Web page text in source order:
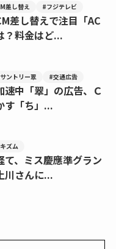
差し替え #フジテレビ
差し替えで注目「AC
？料金はど...
ントリー翠 #交通広告
速中「翠」の広告、Ｃ
す「ち」...
ズム
て、ミス慶應準グラン
川さんに...